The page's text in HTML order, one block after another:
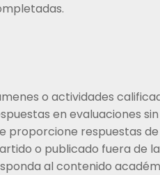
o actividades
en evaluaciones
respuestas
o publicado fuera de
al contenido